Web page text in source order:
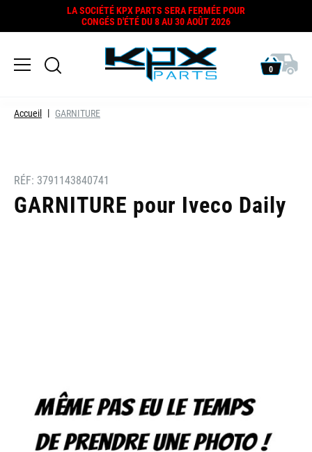
LA SOCIÉTÉ KPX PARTS SERA FERMÉE POUR
CONGÉS D'ÉTÉ DU 8 AU 30 AOÛT 2026
0
Accueil GARNITURE
RÉF: 3791143840741
GARNITURE pour Iveco Daily